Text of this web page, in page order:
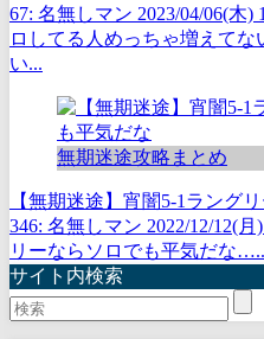
67: 名無しマン 2023/04/06(木)
ロしてる人めっちゃ増えて
い...
無期迷途攻略まとめ
【無期迷途】宵闇5-1ラング
346: 名無しマン 2022/12/12(
リーならソロでも平気だな
サイト内検索